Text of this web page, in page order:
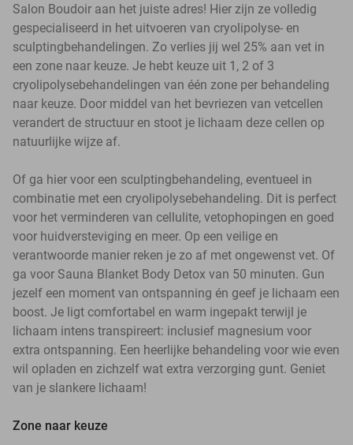
Salon Boudoir aan het juiste adres! Hier zijn ze volledig
gespecialiseerd in het uitvoeren van cryolipolyse- en
sculptingbehandelingen. Zo verlies jij wel 25% aan vet in
een zone naar keuze. Je hebt keuze uit 1, 2 of 3
cryolipolysebehandelingen van één zone per behandeling
naar keuze. Door middel van het bevriezen van vetcellen
verandert de structuur en stoot je lichaam deze cellen op
natuurlijke wijze af.
Of ga hier voor een sculptingbehandeling, eventueel in
combinatie met een cryolipolysebehandeling. Dit is perfect
voor het verminderen van cellulite, vetophopingen en goed
voor huidversteviging en meer. Op een veilige en
verantwoorde manier reken je zo af met ongewenst vet. Of
ga voor Sauna Blanket Body Detox van 50 minuten. Gun
jezelf een moment van ontspanning én geef je lichaam een
boost. Je ligt comfortabel en warm ingepakt terwijl je
lichaam intens transpireert: inclusief magnesium voor
extra ontspanning. Een heerlijke behandeling voor wie even
wil opladen en zichzelf wat extra verzorging gunt. Geniet
van je slankere lichaam!
Zone naar keuze